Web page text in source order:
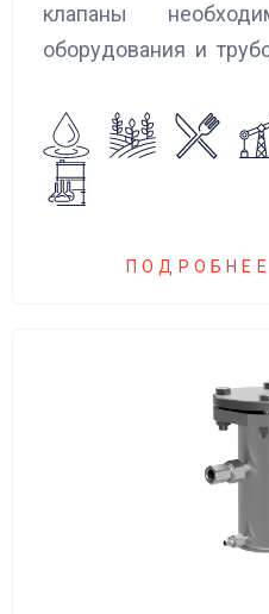
клапаны
оборудования и
сброса среды в
ПОДРОБНЕЕ